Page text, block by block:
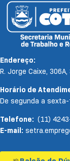
Endereço:
R. Jorge Caixe,
Horário de
De segunda a
Telefone: (11)
E-mail: